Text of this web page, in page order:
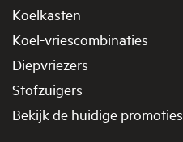
Koelkasten
Koel-vriescombinaties
Diepvriezers
Stofzuigers
Bekijk de huidige promoties